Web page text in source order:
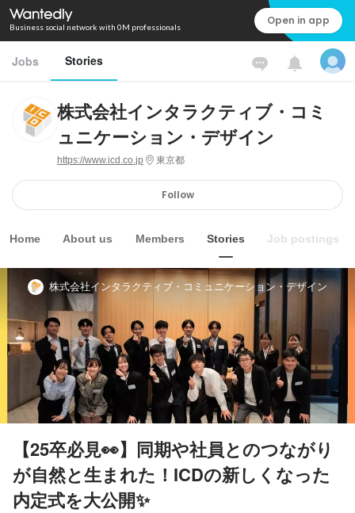
Business social network with 0M professionals Open in app
Jobs Stories
株式会社インタラクティブ・コミ
ュニケーション・デザイン
https://www.icd.co.jp 東京都
Follow
Home About us Members Stories Job postings
株式会社インタラクティブ・コミュニケーション・デザイン
【25卒必見👀】同期や社員とのつながり
が自然と生まれた！ICDの新しくなった
内定式を大公開✨